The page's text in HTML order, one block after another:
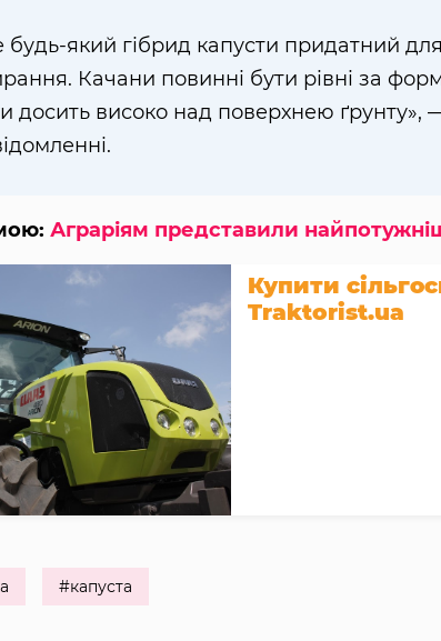
будь-який гібрид капусти придатний
Качани повинні бути рівні за
досить високо над поверхнею ґрунту»,
Аграріям представили
Купити
Traktorist.ua
#капуста